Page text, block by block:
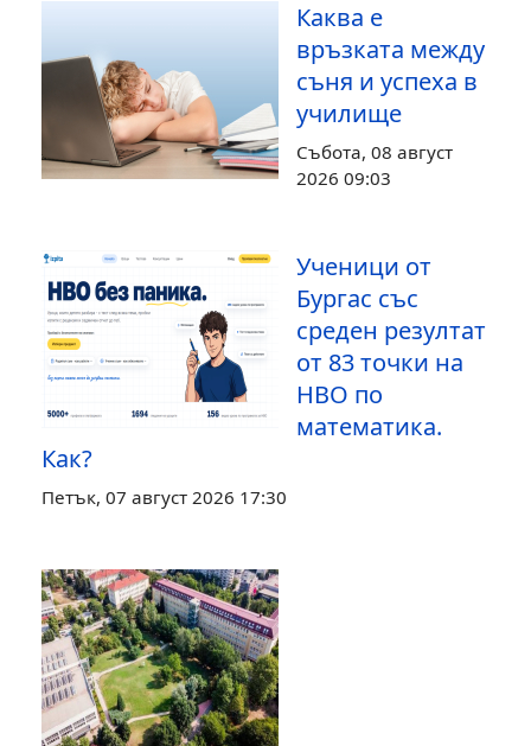
Каква е
връзката между
съня и успеха в
училище
Събота, 08 август
2026 09:03
Ученици от
Бургас със
среден резултат
от 83 точки на
НВО по
математика.
Как?
Петък, 07 август 2026 17:30